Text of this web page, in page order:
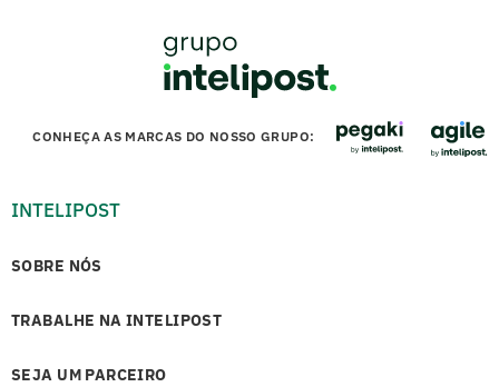
CONHEÇA AS MARCAS DO NOSSO GRUPO:
INTELIPOST
SOBRE NÓS
TRABALHE NA INTELIPOST
SEJA UM PARCEIRO